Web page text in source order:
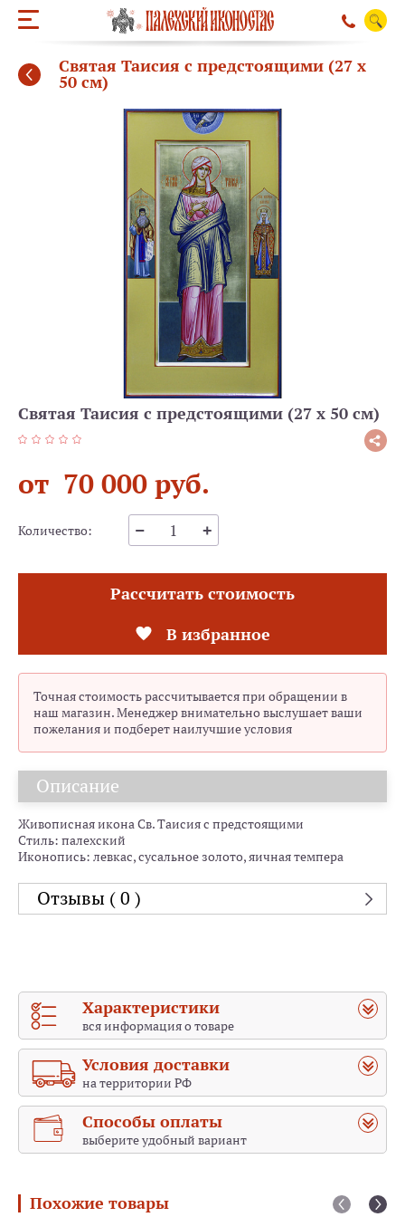
Святая Таисия с предстоящими (27 х
50 см)
Святая Таисия с предстоящими (27 х 50 см)
от 70 000 руб.
Количество:
Рассчитать стоимость
В избранное
Точная стоимость рассчитывается при обращении в
наш магазин. Менеджер внимательно выслушает ваши
пожелания и подберет наилучшие условия
Описание
Живописная икона Св. Таисия с предстоящими
Стиль: палехский
Иконопись: левкас, сусальное золото, яичная темпера
Отзывы ( 0 )
Характеристики
вся информация о товаре
Условия доставки
на территории РФ
Способы оплаты
выберите удобный вариант
Похожие товары